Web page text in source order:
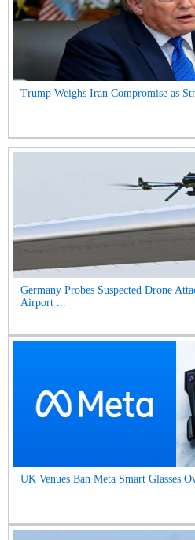
Trump Weighs Iran Compromise as
Germany Probes Suspected Drone
Airport ...
UK Venues Ban Meta Smart Glasses